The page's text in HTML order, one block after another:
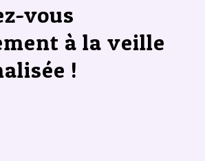
vous
à la veille
!